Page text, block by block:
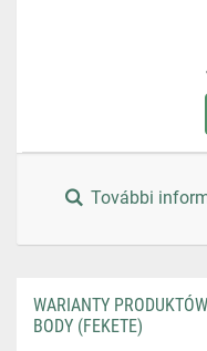
További
WARIANTY
BODY (FEKETE)